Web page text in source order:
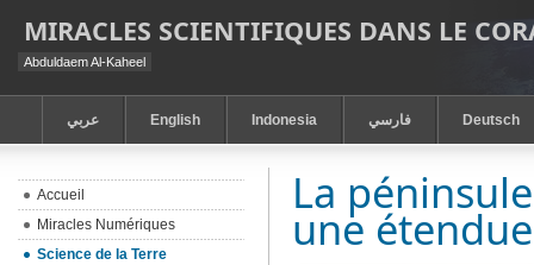
MIRACLES SCIENTIFIQUES DANS LE
Abduldaem Al-Kaheel
عربي English Indonesia فارسي Deutsch
La
une
Accueil
Miracles Numériques
Science de la Terre